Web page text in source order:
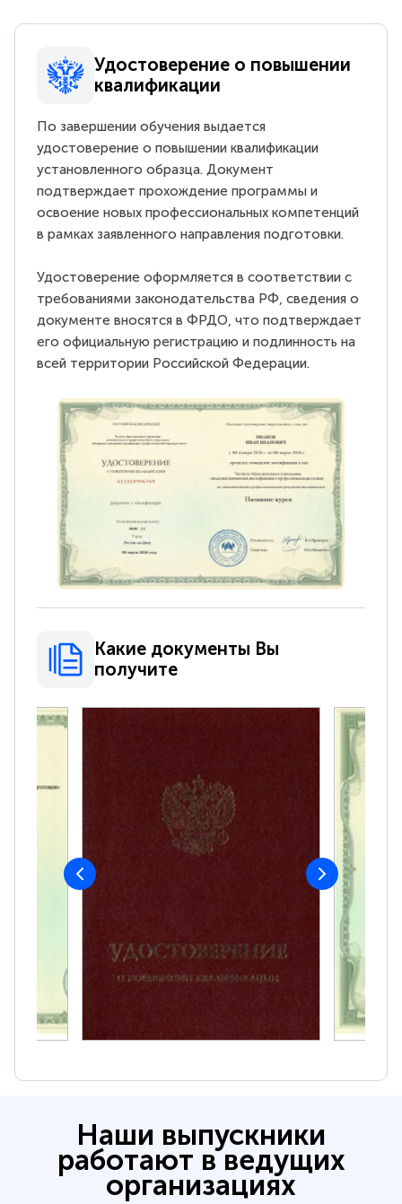
Удостоверение о повышении
квалификации
По завершении обучения выдается
удостоверение о повышении квалификации
установленного образца. Документ
подтверждает прохождение программы и
освоение новых профессиональных компетенций
в рамках заявленного направления подготовки.
Удостоверение оформляется в соответствии с
требованиями законодательства РФ, сведения о
документе вносятся в ФРДО, что подтверждает
его официальную регистрацию и подлинность на
всей территории Российской Федерации.
Какие документы Вы
получите
Наши выпускники
работают в ведущих
организациях